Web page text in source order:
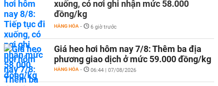
xuống, có nơi ghi nhận mức 58.000
đồng/kg
HÀNG HÓA - 6 giờ trước
Giá heo hơi hôm nay 7/8: Thêm ba địa
phương giao dịch ở mức 59.000 đồng/kg
HÀNG HÓA - 06:44 | 07/08/2026